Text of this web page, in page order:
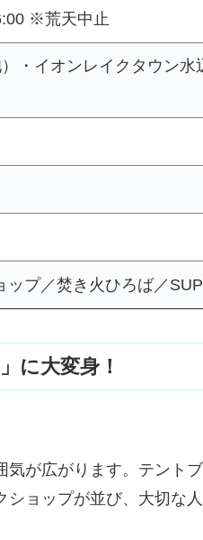
※荒天中止
・イオンレイクタウン水
プ／焚き火ひろば／
に大変身！
が広がります。テント
ョップが並び、大切な